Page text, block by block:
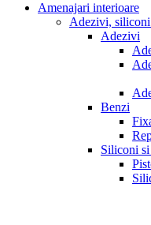
Amenajari interioare
Adezivi,
Adezivi
Benzi
Siliconi si